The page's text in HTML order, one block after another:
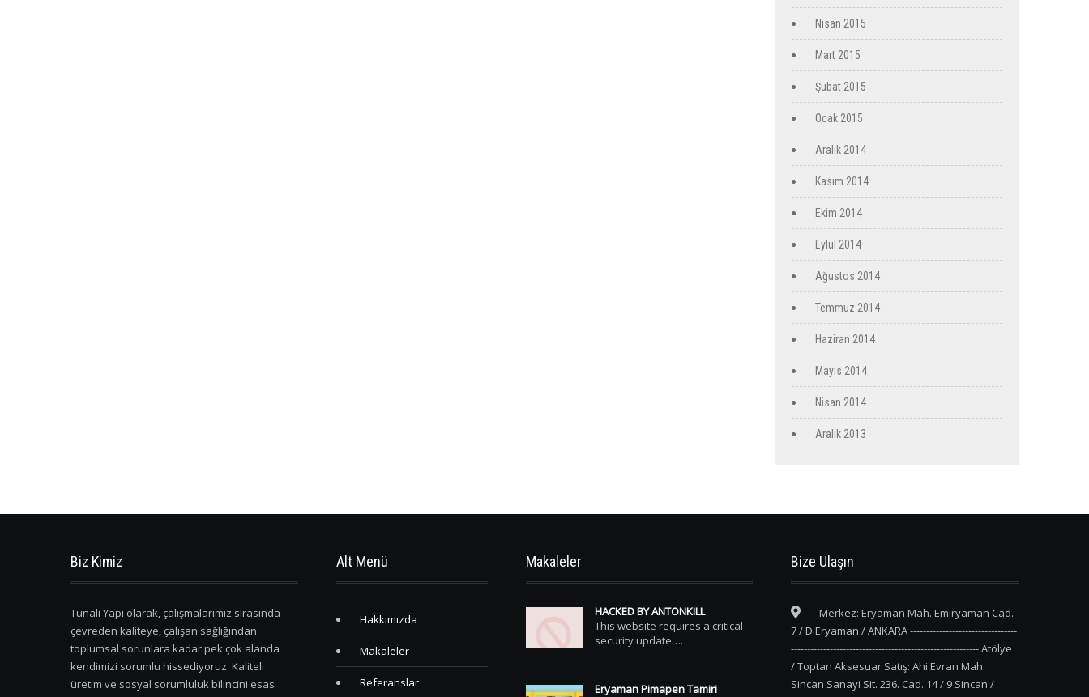
Nisan 2015
Mart 2015
Şubat 2015
Ocak 2015
Aralık 2014
Kasım 2014
Ekim 2014
Eylül 2014
Ağustos 2014
Temmuz 2014
Haziran 2014
Mayıs 2014
Nisan 2014
Aralık 2013
Biz Kimiz
Tunalı Yapı olarak, çalışmalarımız sırasında
çevreden kaliteye, çalışan sağlığından
toplumsal sorunlara kadar pek çok alanda
kendimizi sorumlu hissediyoruz. Kaliteli
üretim ve sosyal sorumluluk bilincini esas
Alt Menü
Hakkımızda
Makaleler
Referanslar
Makaleler
HACKED BY ANTONKILL
This website requires a critical
security update….
Eryaman Pimapen Tamiri
Bize Ulaşın
Merkez: Eryaman Mah. Emiryaman Cad.
7 / D Eryaman / ANKARA ---------------------------------
---------------------------------------------------------- Atölye
/ Toptan Aksesuar Satış: Ahi Evran Mah.
Sincan Sanayi Sit. 236. Cad. 14 / 9 Sincan /